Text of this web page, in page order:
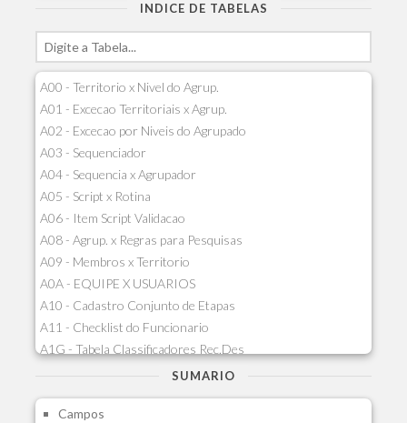
INDICE DE TABELAS
A00 - Territorio x Nivel do Agrup.
A01 - Excecao Territoriais x Agrup.
A02 - Excecao por Niveis do Agrupado
A03 - Sequenciador
A04 - Sequencia x Agrupador
A05 - Script x Rotina
A06 - Item Script Validacao
A08 - Agrup. x Regras para Pesquisas
A09 - Membros x Territorio
A0A - EQUIPE X USUARIOS
A10 - Cadastro Conjunto de Etapas
A11 - Checklist do Funcionario
A1G - Tabela Classificadores Rec.Des
A1H - Itens Tabela Classif.Rec.Desp.
A1J - Itens Aglutinadores Visao
SUMARIO
Campos